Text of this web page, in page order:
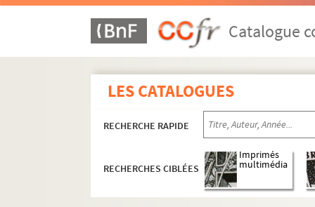
Catalogue
LES CATALOGUES
RECHERCHE RAPIDE
RECHERCHES CIBLÉES
Imprimés
multimédia